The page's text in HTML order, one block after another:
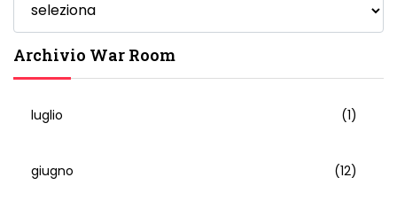
Archivio War Room
luglio (1)
giugno (12)